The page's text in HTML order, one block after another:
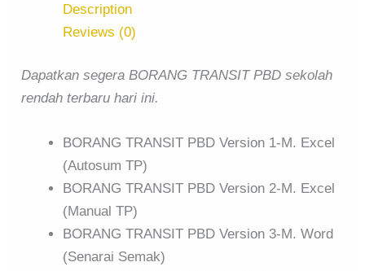
Description
Reviews (0)
Dapatkan segera BORANG TRANSIT PBD sekolah
rendah terbaru hari ini.
BORANG TRANSIT PBD Version 1-M. Excel
(Autosum TP)
BORANG TRANSIT PBD Version 2-M. Excel
(Manual TP)
BORANG TRANSIT PBD Version 3-M. Word
(Senarai Semak)